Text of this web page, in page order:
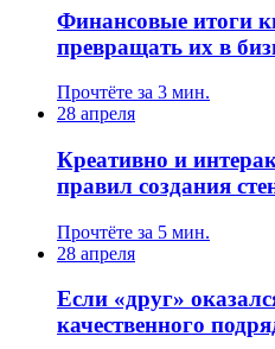
Финансовые итоги
превращать их в
Прочтёте за 3 мин.
28 апреля
Креативно и
правил создания
Прочтёте за 5 мин.
28 апреля
Если «друг»
качественного